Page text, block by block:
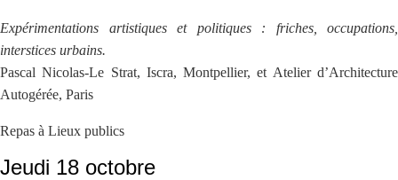
Expérimentations artistiques et politiques : friches, occupations,
interstices urbains.
Pascal Nicolas-Le Strat, Iscra, Montpellier, et Atelier d’Architecture
Autogérée, Paris
Repas à Lieux publics
Jeudi 18 octobre